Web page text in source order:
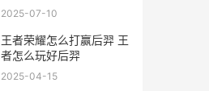
表
2025-07-10
王者荣耀怎么打赢后羿 王
者怎么玩好后羿
2025-04-15